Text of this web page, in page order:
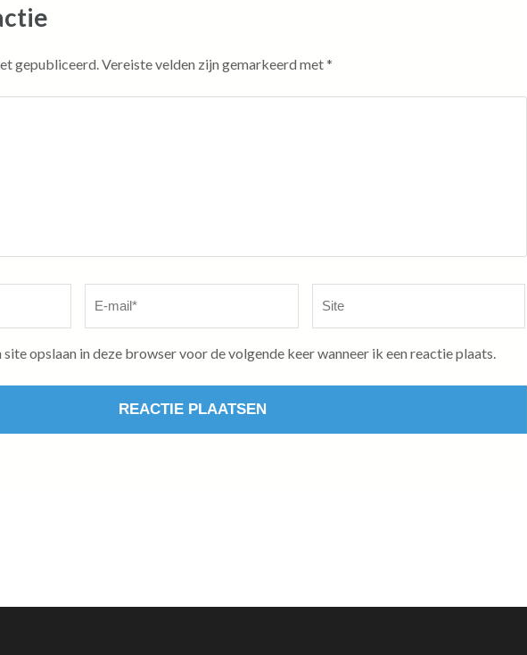
gepubliceerd. Vereiste velden zijn gemarkeerd met*
mail*
opslaan in deze browser voor de volgende keer wanneer ik een reactie plaats.